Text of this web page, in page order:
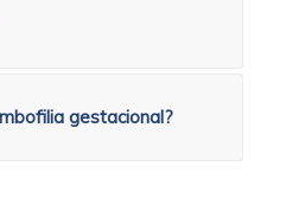
gestacional?